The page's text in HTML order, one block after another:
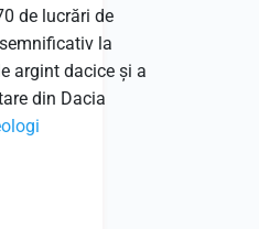
de lucrări de
la
argint dacice și a
din Dacia